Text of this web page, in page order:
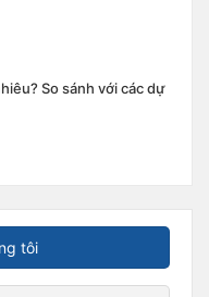
So sánh với các dự
tôi